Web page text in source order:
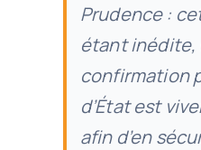
Prudence :
étant inédite,
confirmation
d’État est
afin d’en